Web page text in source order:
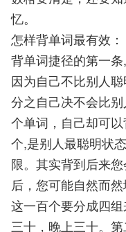
忆。
怎样背单词最有效：
背单词捷径的第一条
因为自己不比别人
分之自己决不会比
个单词，自己却可
个,是别人最聪明状
限。其实背到后来
后，您可能自然而然
这一百个要分成四
三十，晚上三十。